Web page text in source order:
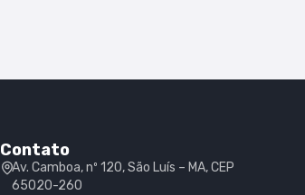
Contato
Av. Camboa, nº 120, São Luís – MA, CEP
65020-260